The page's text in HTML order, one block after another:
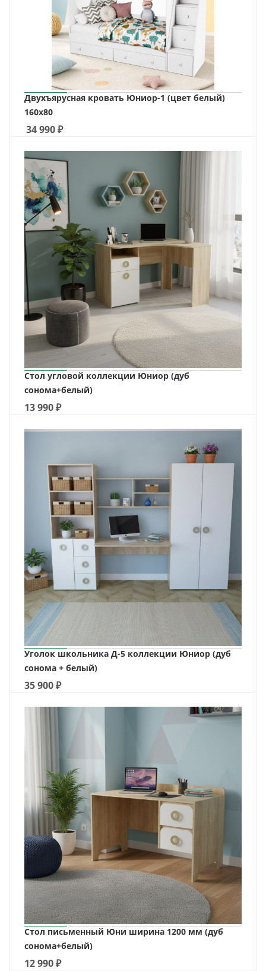
Двухъярусная кровать Юниор-1 (цвет белый)
160х80
34 990₽
Стол угловой коллекции Юниор (дуб
сонома+белый)
13 990₽
Уголок школьника Д-5 коллекции Юниор (дуб
сонома + белый)
35 900₽
Стол письменный Юни ширина 1200 мм (дуб
сонома+белый)
12 990₽